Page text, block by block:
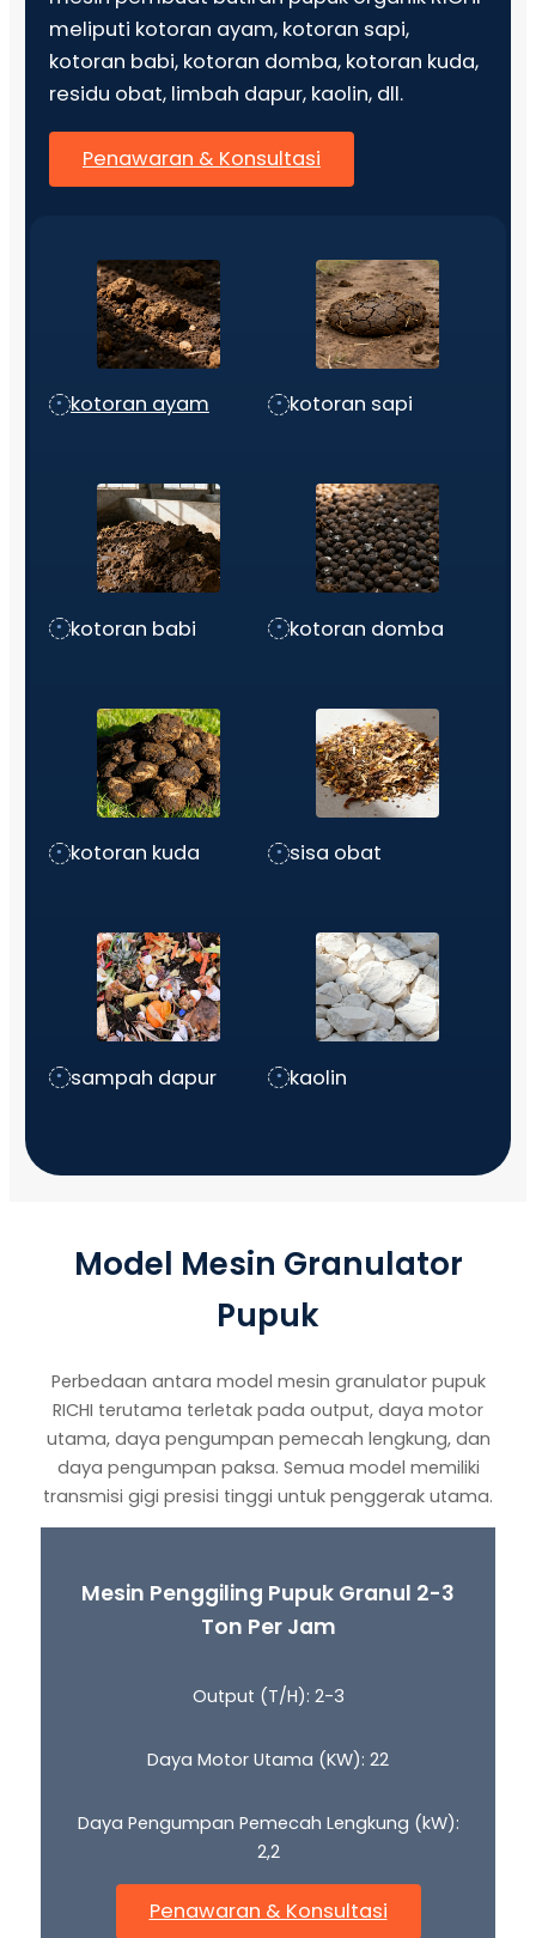
meliputi kotoran ayam, kotoran sapi,
kotoran babi, kotoran domba, kotoran kuda,
residu obat, limbah dapur, kaolin, dll.
Penawaran & Konsultasi
kotoran ayam kotoran sapi
kotoran babi kotoran domba
kotoran kuda sisa obat
sampah dapur kaolin
Model Mesin Granulator
Pupuk
Perbedaan antara model mesin granulator pupuk
RICHI terutama terletak pada output, daya motor
utama, daya pengumpan pemecah lengkung, dan
daya pengumpan paksa. Semua model memiliki
transmisi gigi presisi tinggi untuk penggerak utama.
Mesin Penggiling Pupuk Granul 2-3
Ton Per Jam
Output (T/H): 2-3
Daya Motor Utama (KW): 22
Daya Pengumpan Pemecah Lengkung (kW):
2,2
Penawaran & Konsultasi